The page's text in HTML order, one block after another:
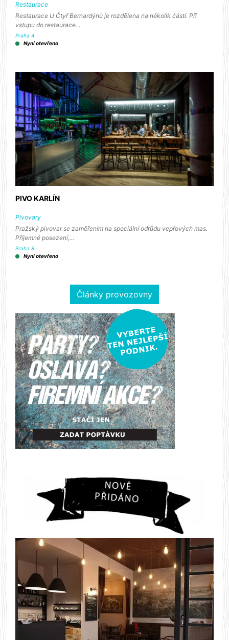
Restaurace
Restaurace U Čtyř Bernardýnů je rozdělena na několik částí. Při
vstupu do restaurace…
Praha 4
Nyní otevřeno
PIVO KARLÍN
Pivovary
Pražský pivovar se zaměřením na speciální odrůdu vepřových mas.
Příjemné posezení,…
Praha 8
Nyní otevřeno
Články provozovny